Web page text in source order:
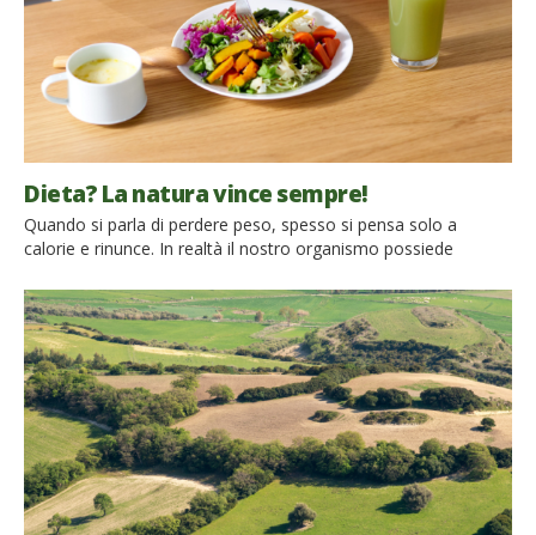
Dieta? La natura vince sempre!
Quando si parla di perdere peso, spesso si pensa solo a
calorie e rinunce. In realtà il nostro organismo possiede
di sazietà. Alcuni alimenti, soprattutto quelli vegetali, ricchi di
fibre e poco trasformati, possono favorire questi processi e
aiutarci a mangiare in modo più equilibrato. […]